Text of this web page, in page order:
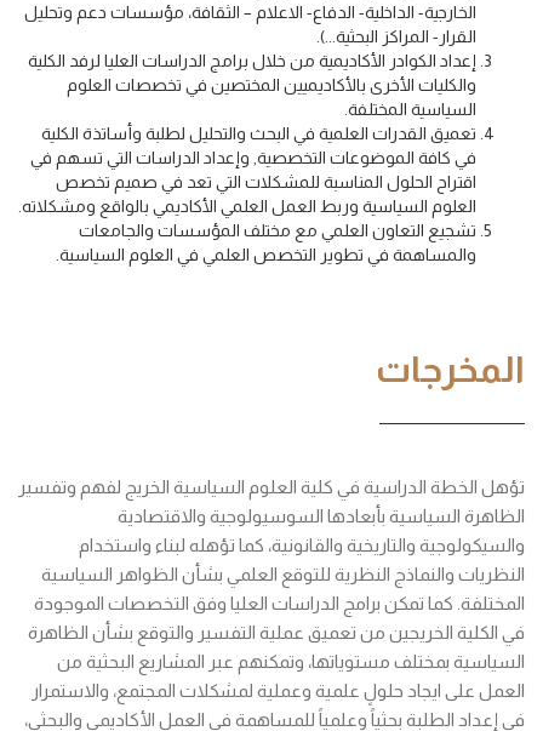
الخارجية- الداخلية- الدفاع- الاعلام – الثقافة، مؤسسات دعم وتحليل
القرار- المراكز البحثية...).
إعداد الكوادر الأكاديمية من خلال برامج الدراسات العليا لرفد الكلية
والكليات الأخرى بالأكاديميين المختصين في تخصصات العلوم
السياسية المختلفة.
تعميق القدرات العلمية في البحث والتحليل لطلبة وأساتذة الكلية
في كافة الموضوعات التخصصية, وإعداد الدراسات التي تسهم في
اقتراح الحلول المناسبة للمشكلات التي تعد في صميم تخصص
العلوم السياسية وربط العمل العلمي الأكاديمي بالواقع ومشكلاته.
تشجيع التعاون العلمي مع مختلف المؤسسات والجامعات
والمساهمة في تطوير التخصص العلمي في العلوم السياسية.
المخرجات
تؤهل الخطة الدراسية في كلية العلوم السياسية الخريج لفهم وتفسير
الظاهرة السياسية بأبعادها السوسيولوجية والاقتصادية
والسيكولوجية والتاريخية والقانونية، كما تؤهله لبناء واستخدام
النظريات والنماذج النظرية للتوقع العلمي بشأن الظواهر السياسية
المختلفة. كما تمكن برامج الدراسات العليا وفق التخصصات الموجودة
في الكلية الخريجين من تعميق عملية التفسير والتوقع بشأن الظاهرة
السياسية بمختلف مستوياتها، وتمكنهم عبر المشاريع البحثية من
العمل على ايجاد حلولٍ علمية وعملية لمشكلات المجتمع، والاستمرار
في إعداد الطلبة بحثياً وعلمياً للمساهمة في العمل الأكاديمي والبحثي،